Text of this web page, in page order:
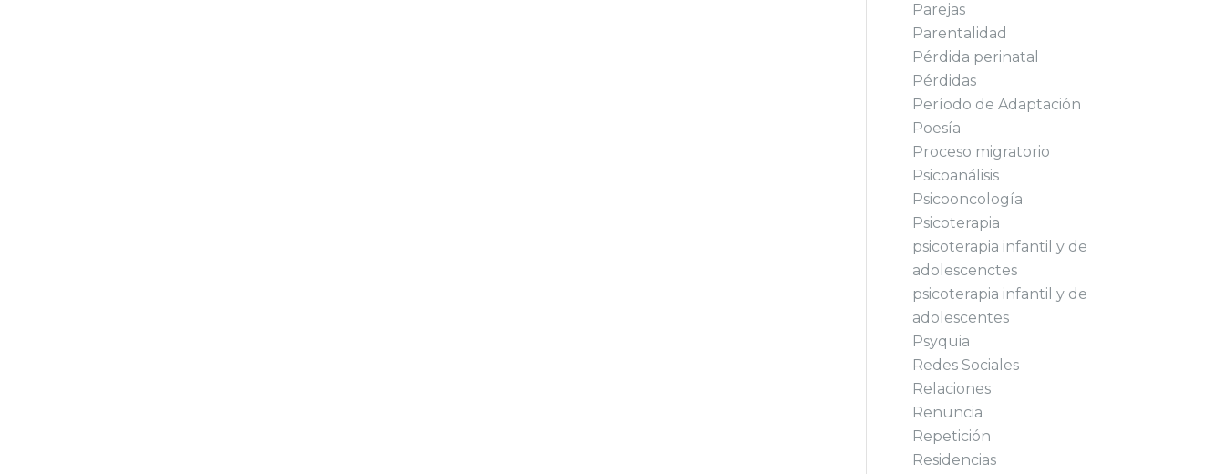
Parejas
Parentalidad
Pérdida perinatal
Pérdidas
Período de Adaptación
Poesía
Proceso migratorio
Psicoanálisis
Psicooncología
Psicoterapia
psicoterapia infantil y de
adolescenctes
psicoterapia infantil y de
adolescentes
Psyquia
Redes Sociales
Relaciones
Renuncia
Repetición
Residencias